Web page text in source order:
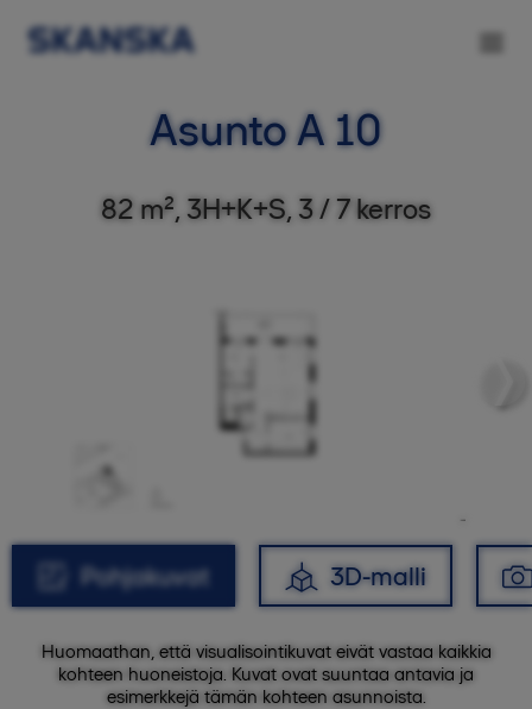
Asunto A 10
82 m², 3H+K+S, 3 / 7 kerros
Pohjakuvat 3D-malli
Huomaathan, että visualisointikuvat eivät vastaa kaikkia
kohteen huoneistoja. Kuvat ovat suuntaa antavia ja
esimerkkejä tämän kohteen asunnoista.